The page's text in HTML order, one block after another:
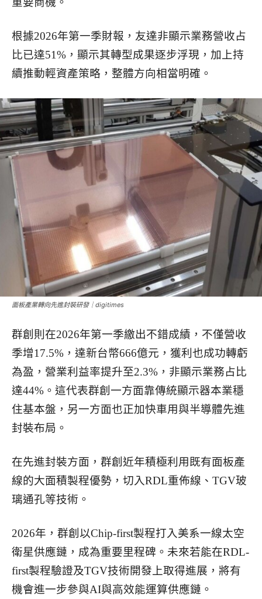
根據2026年第一季財報，友達非顯示業務營收占
比已達51%，顯示其轉型成果逐步浮現，加上持
續推動輕資產策略，整體方向相當明確。
面板產業轉向先進封裝研發｜digitimes
群創則在2026年第一季繳出不錯成績，不僅營收
季增17.5%，達新台幣666億元，獲利也成功轉虧
為盈，營業利益率提升至2.3%，非顯示業務占比
達44%。這代表群創一方面靠傳統顯示器本業穩
住基本盤，另一方面也正加快車用與半導體先進
封裝布局。
在先進封裝方面，群創近年積極利用既有面板產
線的大面積製程優勢，切入RDL重佈線、TGV玻
璃通孔等技術。
2026年，群創以Chip-first製程打入美系一線太空
衛星供應鏈，成為重要里程碑。未來若能在RDL-
first製程驗證及TGV技術開發上取得進展，將有
機會進一步參與AI與高效能運算供應鏈。